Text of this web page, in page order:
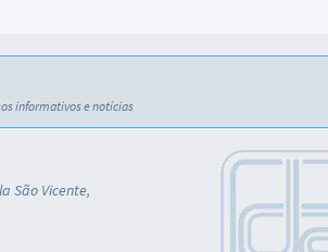
informativos e notícias
São Vicente,